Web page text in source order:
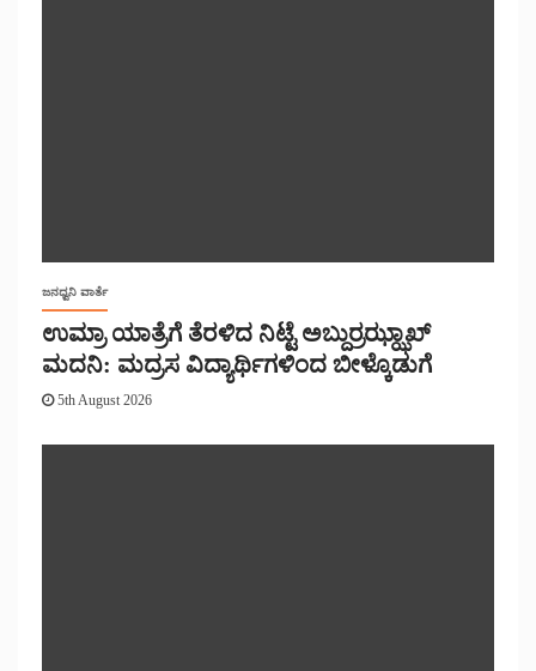
ಜನಧ್ವನಿ ವಾರ್ತೆ
ಉಮ್ರಾ ಯಾತ್ರೆಗೆ ತೆರಳಿದ ನಿಟ್ಟೆ ಅಬ್ದುರ್ರಝ್ಝಾಖ್
ಮದನಿ: ಮದ್ರಸ ವಿದ್ಯಾರ್ಥಿಗಳಿಂದ ಬೀಳ್ಕೊಡುಗೆ
5th August 2026